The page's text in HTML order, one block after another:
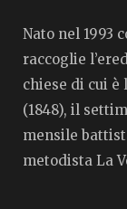
Nato nel 1993
raccoglie
chiese di cui è
(1848), il
mensile
metodista La